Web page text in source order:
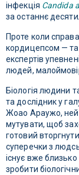
інфекція Candida
за останнє
Проте коли
кордицепсом —
експертів
людей,
Біологія людини
та дослідник у
Жоао Араужо,
мутувати, щоб
готовий
суперечки з
існує вже близько
зробити